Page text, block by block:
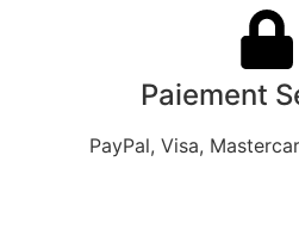
Paiement
PayPal, Visa,